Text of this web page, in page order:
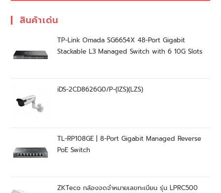
สินค้าเด่น
TP-Link Omada SG6654X 48-Port Gigabit
Stackable L3 Managed Switch with 6 10G Slots
iDS-2CD8626G0/P-(IZS)(LZS)
TL-RP108GE | 8-Port Gigabit Managed Reverse
PoE Switch
ZKTeco กล้องจดจำหมายเลขทะเบียน รุ่น LPRC500